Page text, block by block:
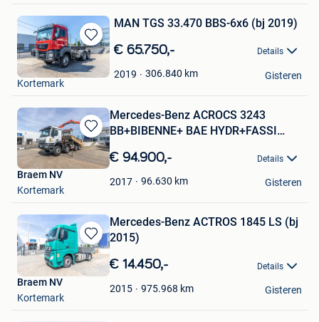
Bewaren
in
Mijn
MAN TGS 33.470 BBS-6x6 (bj 2019)
€ 65.750,- Details
2019 306.840 km
Braem NV
Kortemark
Gisteren
Bewaren
in
Mijn
Favorieten
Mercedes-Benz ACROCS 3243
BB+BIBENNE+ BAE HYDR+FASSI
€ 94.900,- Details
2017 96.630 km
Braem NV
Kortemark
Gisteren
Bewaren
in
Mijn
Favorieten
Mercedes-Benz ACTROS 1845 LS (bj
2015)
€ 14.450,- Details
2015 975.968 km
Braem NV
Kortemark
Gisteren